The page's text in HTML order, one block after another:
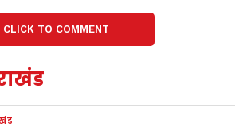
CLICK TO COMMENT